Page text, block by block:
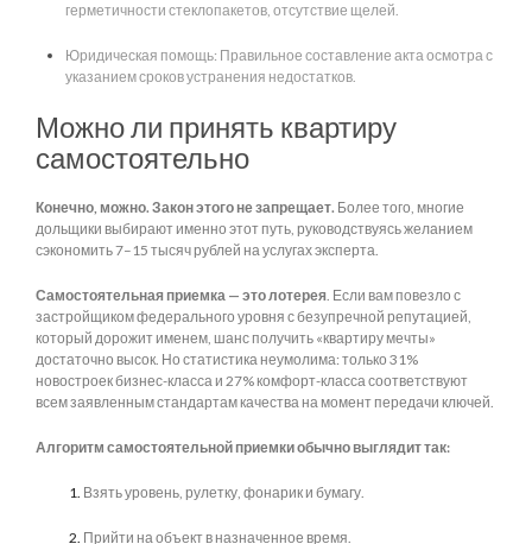
герметичности стеклопакетов, отсутствие щелей.
Юридическая помощь: Правильное составление акта осмотра с
указанием сроков устранения недостатков.
Можно ли принять квартиру
самостоятельно
Конечно, можно. Закон этого не запрещает. Более того, многие
дольщики выбирают именно этот путь, руководствуясь желанием
сэкономить 7–15 тысяч рублей на услугах эксперта.
Самостоятельная приемка — это лотерея. Если вам повезло с
застройщиком федерального уровня с безупречной репутацией,
который дорожит именем, шанс получить «квартиру мечты»
достаточно высок. Но статистика неумолима: только 31%
новостроек бизнес-класса и 27% комфорт-класса соответствуют
всем заявленным стандартам качества на момент передачи ключей.
Алгоритм самостоятельной приемки обычно выглядит так:
Взять уровень, рулетку, фонарик и бумагу.
Прийти на объект в назначенное время.